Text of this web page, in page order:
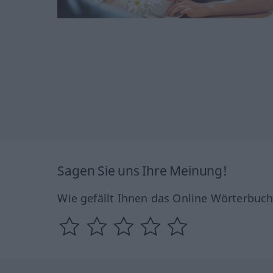
Sagen Sie uns Ihre Meinung!
Wie gefällt Ihnen das Online